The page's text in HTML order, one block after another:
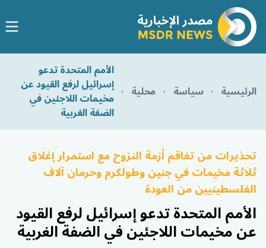
الرئيسية سياسة محلية
الأمم المتحدة تدعو
إسرائيل لرفع القيود عن
مخيمات اللاجئين في
الضفة الغربية
تحذيرات من تفاقم أزمة النزوح مع استمرار إغلاق
ثلاثة مخيمات في جنين وطولكرم وحرمان آلاف
الفلسطينيين من العودة
الأمم المتحدة تدعو إسرائيل لرفع القيود
عن مخيمات اللاجئين في الضفة الغربية